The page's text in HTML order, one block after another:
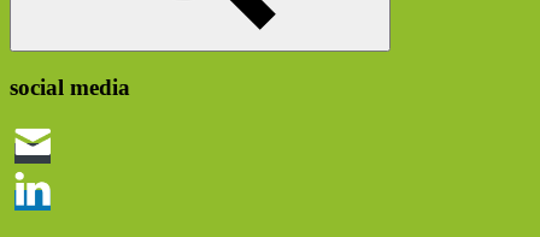
Suchen
social media